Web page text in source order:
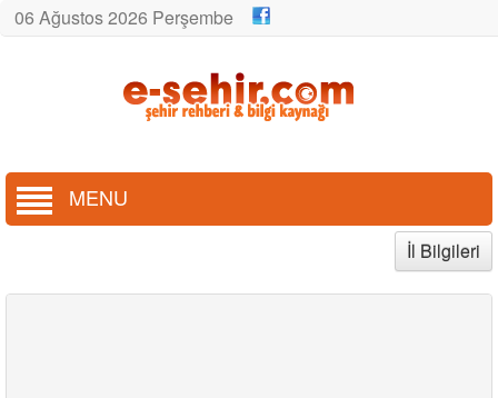
06 Ağustos 2026 Perşembe
MENU
İl Bilgileri